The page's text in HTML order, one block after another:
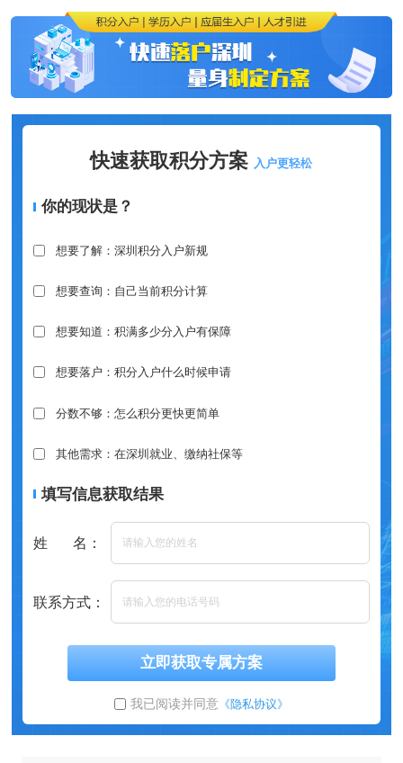
快速获取积分方案 入户更轻松
你的现状是？
想要了解：深圳积分入户新规
想要查询：自己当前积分计算
想要知道：积满多少分入户有保障
想要落户：积分入户什么时候申请
分数不够：怎么积分更快更简单
其他需求：在深圳就业、缴纳社保等
填写信息获取结果
姓 名：
联系方式：
立即获取专属方案
我已阅读并同意 《隐私协议》